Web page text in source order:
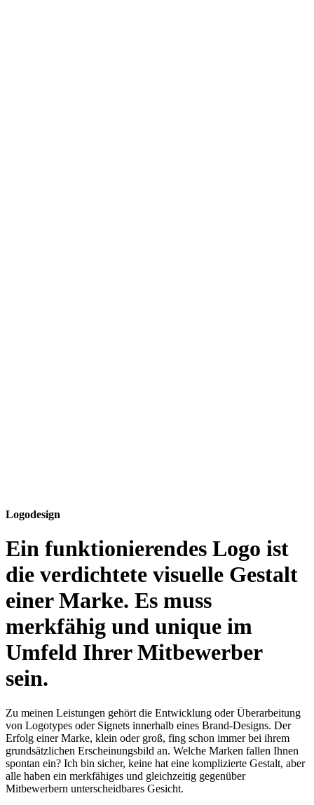
Logodesign
Ein funktionierendes Logo ist
die verdichtete visuelle Gestalt
einer Marke. Es muss
merkfähig und unique im
Umfeld Ihrer Mitbewerber
sein.
Zu meinen Leistungen gehört die Entwicklung oder Überarbeitung
von Logotypes oder Signets innerhalb eines Brand-Designs. Der
Erfolg einer Marke, klein oder groß, fing schon immer bei ihrem
grundsätzlichen Erscheinungsbild an. Welche Marken fallen Ihnen
spontan ein? Ich bin sicher, keine hat eine komplizierte Gestalt, aber
alle haben ein merkfähiges und gleichzeitig gegenüber
Mitbewerbern unterscheidbares Gesicht.